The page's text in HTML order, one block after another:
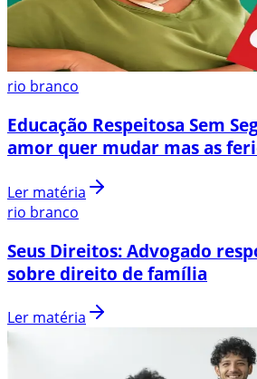
rio branco
Educação Respeitosa Sem
amor quer mudar mas as
Ler matéria
rio branco
Seus Direitos: Advogado
sobre direito de família
Ler matéria